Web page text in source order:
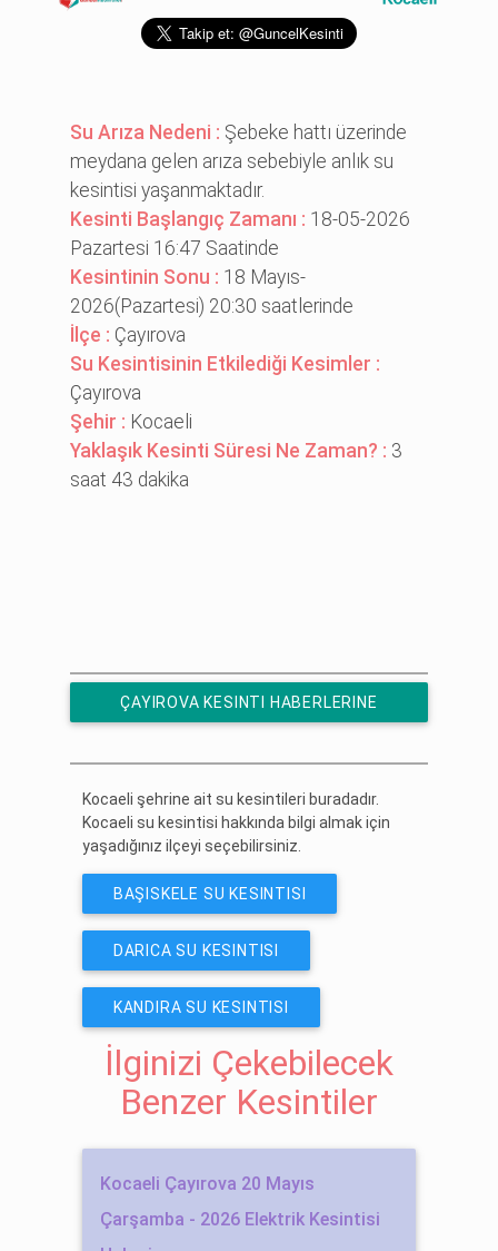
Su Arıza Nedeni : Şebeke hattı üzerinde
meydana gelen arıza sebebiyle anlık su
kesintisi yaşanmaktadır.
Kesinti Başlangıç Zamanı : 18-05-2026
Pazartesi 16:47 Saatinde
Kesintinin Sonu : 18 Mayıs-
2026(Pazartesi) 20:30 saatlerinde
İlçe : Çayırova
Su Kesintisinin Etkilediği Kesimler :
Çayırova
Şehir : Kocaeli
Yaklaşık Kesinti Süresi Ne Zaman? : 3
saat 43 dakika
ÇAYIROVA KESINTI HABERLERINE
Kocaeli şehrine ait su kesintileri buradadır.
Kocaeli su kesintisi hakkında bilgi almak için
yaşadığınız ilçeyi seçebilirsiniz.
BAŞISKELE SU KESINTISI
DARICA SU KESINTISI
KANDIRA SU KESINTISI
İlginizi Çekebilecek
Benzer Kesintiler
Kocaeli Çayırova 20 Mayıs
Çarşamba - 2026 Elektrik Kesintisi